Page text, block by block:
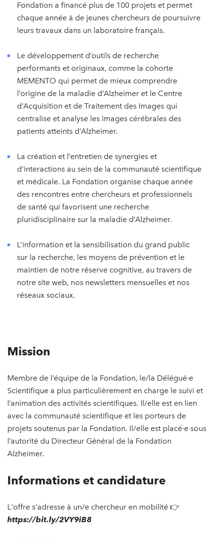
Fondation a financé plus de 100 projets et permet
chaque année à de jeunes chercheurs de poursuivre
leurs travaux dans un laboratoire français.
Le développement d’outils de recherche
performants et originaux, comme la cohorte
MEMENTO qui permet de mieux comprendre
l’origine de la maladie d’Alzheimer et le Centre
d’Acquisition et de Traitement des Images qui
centralise et analyse les images cérébrales des
patients atteints d’Alzheimer.
La création et l’entretien de synergies et
d’interactions au sein de la communauté scientifique
et médicale. La Fondation organise chaque année
des rencontres entre chercheurs et professionnels
de santé qui favorisent une recherche
pluridisciplinaire sur la maladie d’Alzheimer.
L’information et la sensibilisation du grand public
sur la recherche, les moyens de prévention et le
maintien de notre réserve cognitive, au travers de
notre site web, nos newsletters mensuelles et nos
réseaux sociaux.
Mission
Membre de l’équipe de la Fondation, le/la Délégué·e
Scientifique a plus particulièrement en charge le suivi et
l’animation des activités scientifiques. Il/elle est en lien
avec la communauté scientifique et les porteurs de
projets soutenus par la Fondation. Il/elle est placé·e sous
l’autorité du Directeur Général de la Fondation
Alzheimer.
Informations et candidature
L'offre s'adresse à un/e chercheur en mobilité 👉
https://bit.ly/2VY9iB8